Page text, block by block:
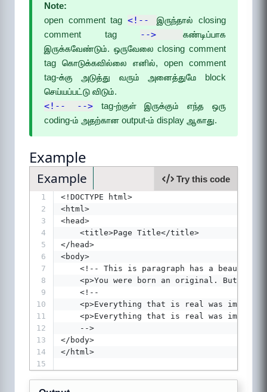
Note:
open comment tag <!--இருந்தால் closing
comment tag -->கண்டிப்பாக
இருக்கவேண்டும். ஒருவேலை closing comment
tag கொடுக்கவில்லை எனில், open comment
tag-க்கு அடுத்து வரும் அனைத்துமே block
செய்யப்பட்டு விடும்.
<!-- -->tag-ற்குள் இருக்கும் எந்த ஒரு
coding-ம் அதற்கான output-ம் display ஆகாது.
Example
Example Try this code
1
<!DOCTYPE html>
2
<html>
3
<head>
4
    <title>Page Title</title>
5
</head>
6
<body>
7
<!-- This is paragraph has a beautiful
8
<p>You were born an original. But
9
    <!--
10
<p>Everything that is real was
11
<p>Everything that is real was
12
    -->
13
</body>
14
</html>
15